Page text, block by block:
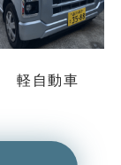
軽自動車